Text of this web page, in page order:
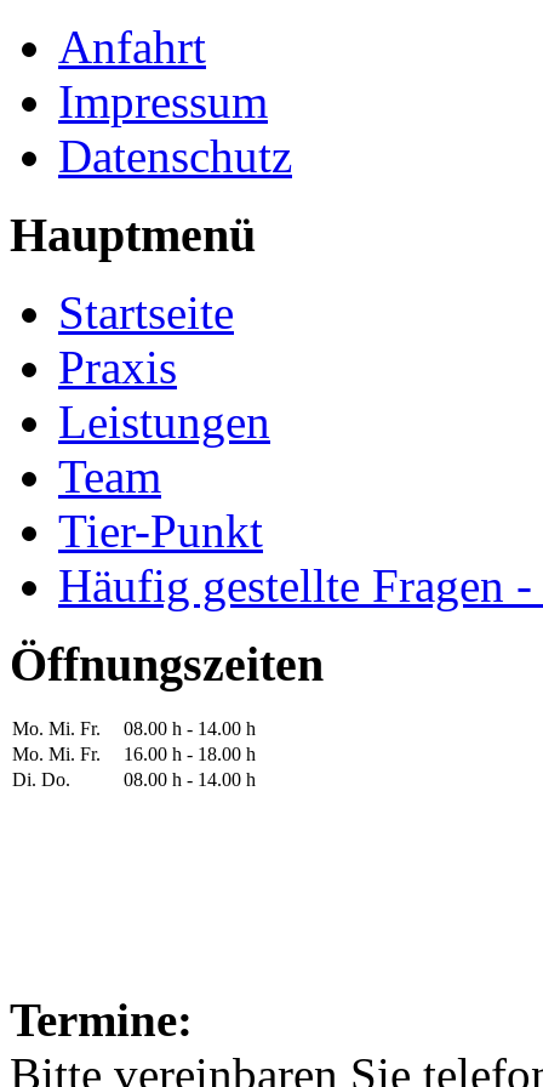
Anfahrt
Impressum
Datenschutz
Hauptmenü
Startseite
Praxis
Leistungen
Team
Tier-Punkt
Häufig gestellte Fragen
Öffnungszeiten
Mo. Mi. Fr.
08.00 h - 14.00 h
Mo. Mi. Fr.
16.00 h - 18.00 h
Di. Do.
08.00 h - 14.00 h
Termine:
Bitte vereinbaren Sie